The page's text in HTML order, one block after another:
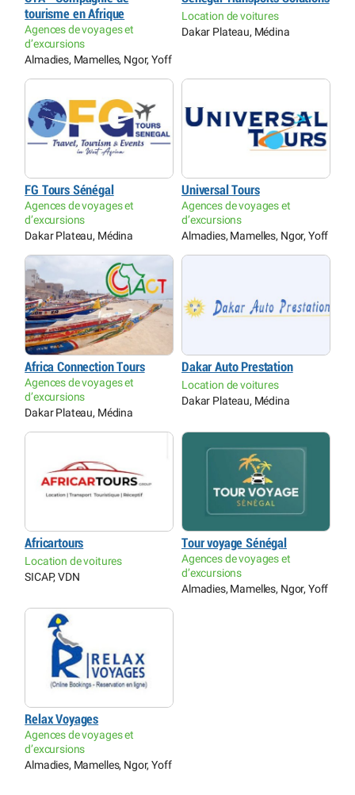
tourisme en Afrique
Agences de voyages et
d’excursions
Almadies, Mamelles, Ngor, Yoff
Location de voitures
Dakar Plateau, Médina
FG Tours Sénégal
Agences de voyages et
d’excursions
Dakar Plateau, Médina
Universal Tours
Agences de voyages et
d’excursions
Almadies, Mamelles, Ngor, Yoff
Africa Connection Tours
Agences de voyages et
d’excursions
Dakar Plateau, Médina
Dakar Auto Prestation
Location de voitures
Dakar Plateau, Médina
Africartours
Location de voitures
SICAP, VDN
Tour voyage Sénégal
Agences de voyages et
d’excursions
Almadies, Mamelles, Ngor, Yoff
Relax Voyages
Agences de voyages et
d’excursions
Almadies, Mamelles, Ngor, Yoff